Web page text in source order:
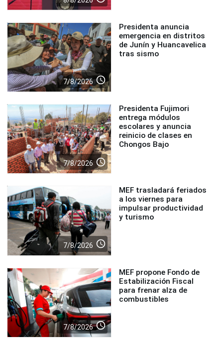
7/8/2026 access_time
Presidenta anuncia
emergencia en distritos
de Junín y Huancavelica
tras sismo
7/8/2026 access_time
Presidenta Fujimori
entrega módulos
escolares y anuncia
reinicio de clases en
Chongos Bajo
7/8/2026 access_time
MEF trasladará feriados
a los viernes para
impulsar productividad
y turismo
7/8/2026 access_time
MEF propone Fondo de
Estabilización Fiscal
para frenar alza de
combustibles